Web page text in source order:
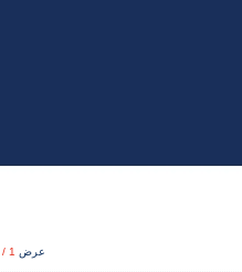
عرض 1 / 1